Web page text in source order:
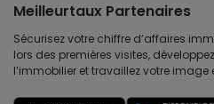
Meilleurtaux Partenaires
Sécurisez votre chiffre d’affaires
lors des premières visites,
l’immobilier et travaillez votre image